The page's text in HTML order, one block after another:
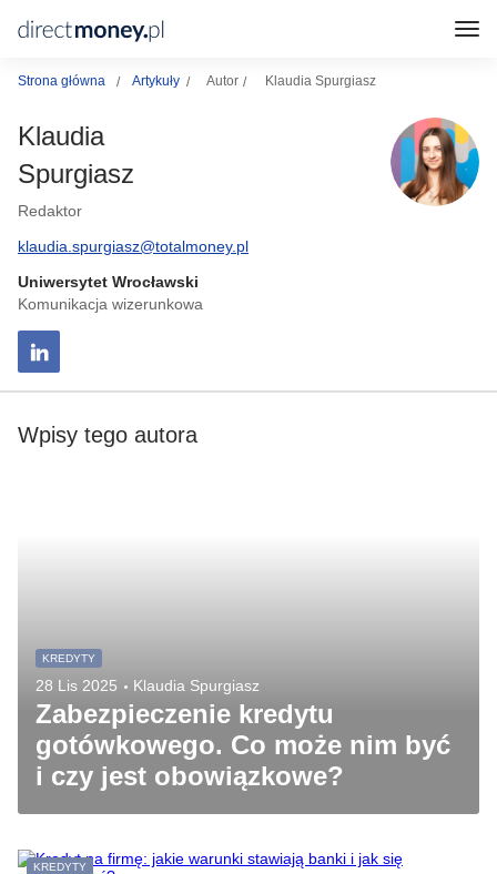
Strona główna Artykuły Autor Klaudia Spurgiasz
Klaudia
Spurgiasz
Redaktor
klaudia.spurgiasz@totalmoney.pl
Uniwersytet Wrocławski
Komunikacja wizerunkowa
Wpisy tego autora
KREDYTY
28 Lis 2025 Klaudia Spurgiasz
Zabezpieczenie kredytu
gotówkowego. Co może nim być
i czy jest obowiązkowe?
KREDYTY